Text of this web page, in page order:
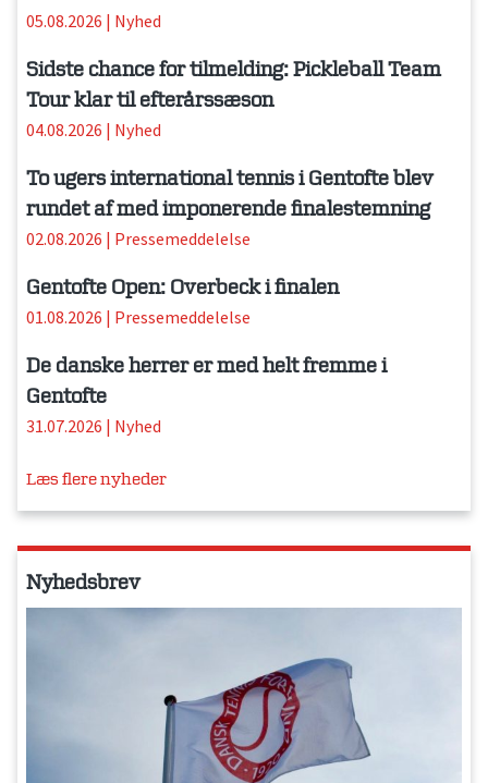
05.08.2026 | Nyhed
Sidste chance for tilmelding: Pickleball Team
Tour klar til efterårssæson
04.08.2026 | Nyhed
To ugers international tennis i Gentofte blev
rundet af med imponerende finalestemning
02.08.2026 | Pressemeddelelse
Gentofte Open: Overbeck i finalen
01.08.2026 | Pressemeddelelse
De danske herrer er med helt fremme i
Gentofte
31.07.2026 | Nyhed
Læs flere nyheder
Nyhedsbrev